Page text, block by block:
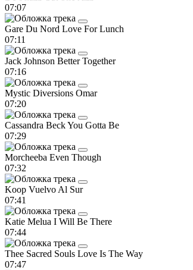
07:07
Gare Du Nord Love For Lunch
07:11
Jack Johnson Better Together
07:16
Mystic Diversions Omar
07:20
Cassandra BeckYou Gotta Be
07:29
Morcheeba Even Though
07:32
Koop Vuelvo Al Sur
07:41
Katie Melua I Will Be There
07:44
Thee Sacred Souls Love Is The Way
07:47